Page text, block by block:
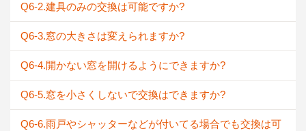
Q6-2.建具のみの交換は可能ですか?
Q6-3.窓の大きさは変えられますか?
Q6-4.開かない窓を開けるようにできますか?
Q6-5.窓を小さくしないで交換はできますか?
Q6-6.雨戸やシャッターなどが付いてる場合でも交換は可